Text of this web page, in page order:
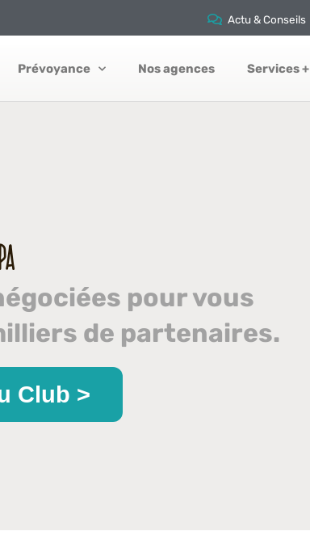
Actu & Conseils
Prévoyance Nos agences Services +
pour vous
de partenaires.
Club >